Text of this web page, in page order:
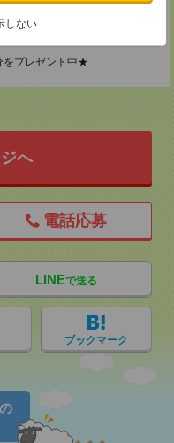
しない
をプレゼント中★
へ
電話応募
LINEで送る
ブックマーク